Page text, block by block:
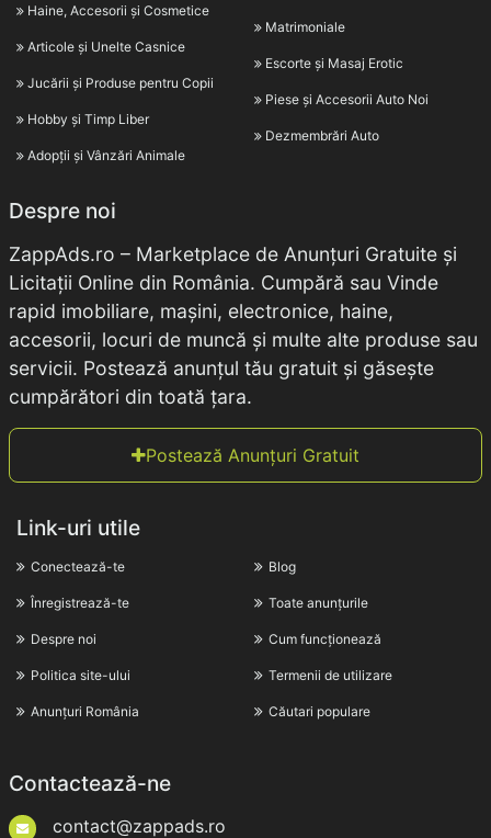
Haine, Accesorii și Cosmetice
Articole și Unelte Casnice
Jucării și Produse pentru Copii
Hobby și Timp Liber
Adopții și Vânzări Animale
Matrimoniale
Escorte și Masaj Erotic
Piese și Accesorii Auto Noi
Dezmembrări Auto
Despre noi
ZappAds.ro – Marketplace de Anunțuri Gratuite și
Licitații Online din România. Cumpără sau Vinde
rapid imobiliare, mașini, electronice, haine,
accesorii, locuri de muncă și multe alte produse sau
servicii. Postează anunțul tău gratuit și găsește
cumpărători din toată țara.
Postează Anunțuri Gratuit
Link-uri utile
Conectează-te
Înregistrează-te
Despre noi
Politica site-ului
Anunțuri România
Blog
Toate anunțurile
Cum funcționează
Termenii de utilizare
Căutari populare
Contactează-ne
contact@zappads.ro